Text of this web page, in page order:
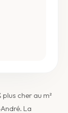
cher au m²
La